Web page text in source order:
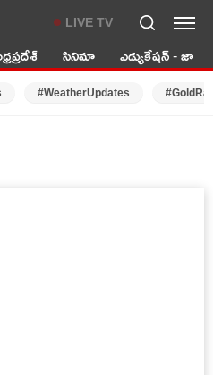
LIVE TV
సినిమా ఎడ్యుకేషన్ - జాబ్స్
#WeatherUpdates